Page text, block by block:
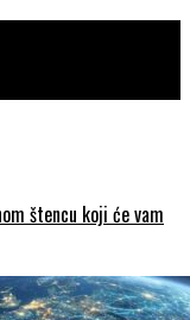
štencu koji će vam